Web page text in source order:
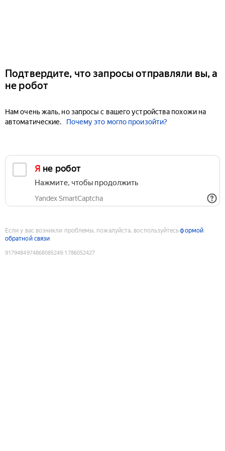
Подтвердите, что запросы отправляли вы, а
не робот
Нам очень жаль, но запросы с вашего устройства похожи на
автоматические.
Почему это могло произойти?
Я не робот
Нажмите, чтобы продолжить
Yandex SmartCaptcha
Если у вас возникли проблемы, пожалуйста, воспользуйтесьформой
обратной связи
9179484974868085249:1786052427